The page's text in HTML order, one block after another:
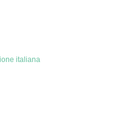
italiana